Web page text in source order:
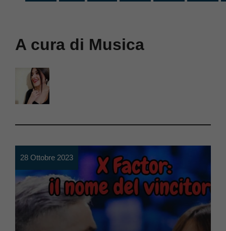
A cura di Musica
28 Ottobre 2023